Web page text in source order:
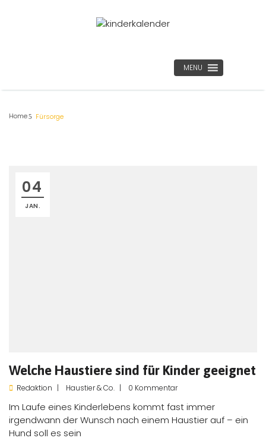
MENU
Home Fürsorge
04
JAN.
Welche Haustiere sind für Kinder geeignet
Redaktion Haustier & Co. 0 Kommentar
Im Laufe eines Kinderlebens kommt fast immer
irgendwann der Wunsch nach einem Haustier auf – ein
Hund soll es sein